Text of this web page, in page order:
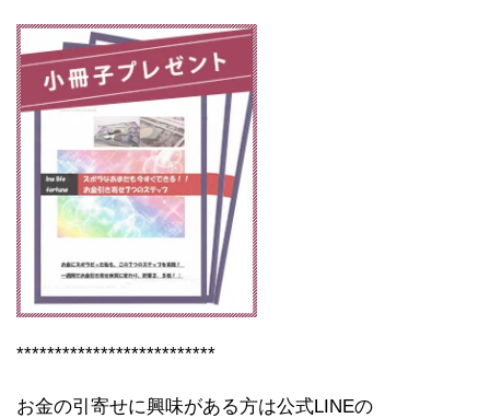
**************************
お金の引寄せに興味がある方は公式LINEの